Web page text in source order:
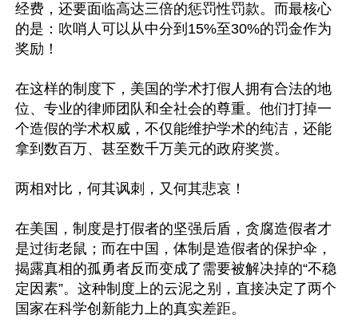
经费，还要面临高达三倍的惩罚性罚款。而最核心
的是：吹哨人可以从中分到15%至30%的罚金作为
奖励！
在这样的制度下，美国的学术打假人拥有合法的地
位、专业的律师团队和全社会的尊重。他们打掉一
个造假的学术权威，不仅能维护学术的纯洁，还能
拿到数百万、甚至数千万美元的政府奖赏。
两相对比，何其讽刺，又何其悲哀！
在美国，制度是打假者的坚强后盾，贪腐造假者才
是过街老鼠；而在中国，体制是造假者的保护伞，
揭露真相的孤勇者反而变成了需要被解决掉的“不稳
定因素”。这种制度上的云泥之别，直接决定了两个
国家在科学创新能力上的真实差距。